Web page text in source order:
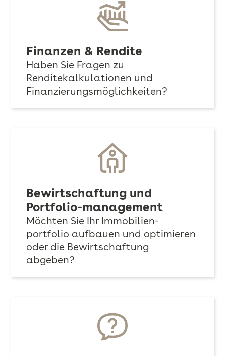
Finanzen & Rendite
Haben Sie Fragen zu
Renditekalkulationen und
Finanzierungsmöglichkeiten?
Bewirtschaftung und
Portfolio-management
Möchten Sie Ihr Immobilien-
portfolio aufbauen und optimieren
oder die Bewirtschaftung
abgeben?